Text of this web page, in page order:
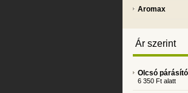
Aromax
Ár szerint
Olcsó párásító
6 350 Ft alatt